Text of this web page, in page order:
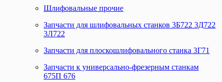
Шлифовальные прочие
Запчасти для шлифовальных станков 3Б722 3Д722
3Л722
Запчасти для плоскошлифовального станка 3Г71
Запчасти к универсально-фрезерным станкам
675П 676